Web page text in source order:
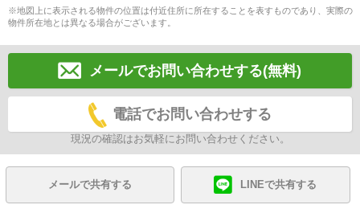
※地図上に表示される物件の位置は付近住所に所在することを表すものであり、実際の
物件所在地とは異なる場合がございます。
メールでお問い合わせする(無料)
電話でお問い合わせする
現況の確認はお気軽にお問い合わせください。
メールで共有する LINEで共有する